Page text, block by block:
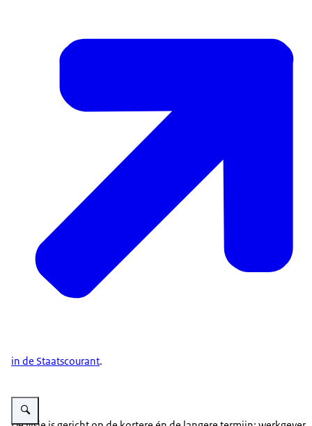
in de Staatscourant.
Vergroot afbeelding Kortdurend ziekteverzuim